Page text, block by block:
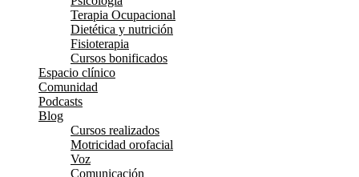
Terapia Ocupacional
Dietética y nutrición
Fisioterapia
Cursos bonificados
Espacio clínico
Comunidad
Podcasts
Blog
Cursos realizados
Motricidad orofacial
Voz
Comunicación